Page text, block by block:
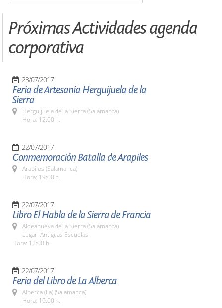
Próximas Actividades agenda
corporativa
23/07/2017
Feria de Artesanía Herguijuela de la
Sierra
Herguijuela de la Sierra (Salamanca)
Hora: 12:00 h.
22/07/2017
Conmemoración Batalla de Arapiles
Arapiles (Salamanca)
Hora: 19:00 h.
22/07/2017
Libro El Habla de la Sierra de Francia
Aldeanueva de la Sierra (Salamanca)
Lugar: Antiguas Escuelas
Hora: 12:00 h.
22/07/2017
Feria del Libro de La Alberca
Alberca (La) (Salamanca)
Hora: 10:00 h.